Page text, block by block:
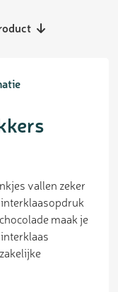
vallen zeker
maak je